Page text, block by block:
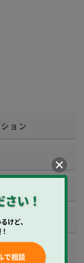
ョン
い！
けど、
で相談